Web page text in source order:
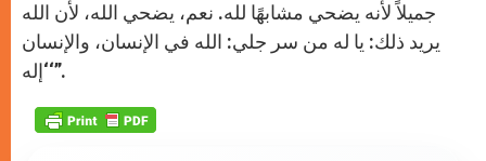
جميلاً لأنه يضحي مشابهًا لله. نعم، يضحي الله، لأن الله
يريد ذلك: يا له من سر جلي: الله في الإنسان، والإنسان
‘إله‘”.